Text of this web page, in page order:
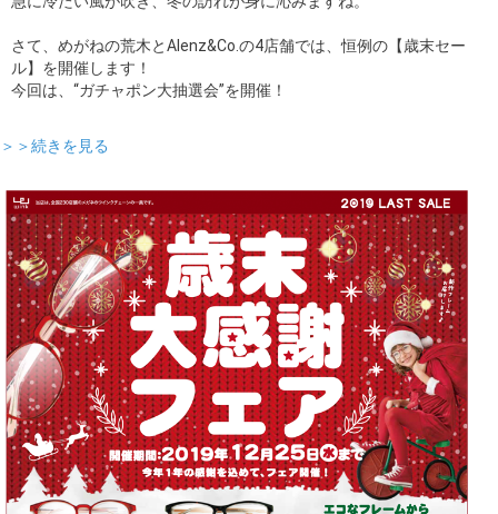
さて、めがねの荒木とAlenz&Co.の4店舗では、恒例の【歳末セー
ル】を開催します！
今回は、“ガチャポン大抽選会”を開催！
＞＞続きを見る